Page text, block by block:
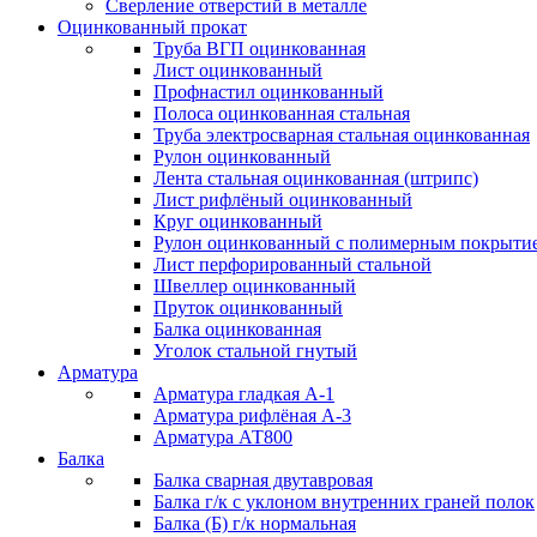
Сверление отверстий в металле
Оцинкованный прокат
Труба ВГП оцинкованная
Лист оцинкованный
Профнастил оцинкованный
Полоса оцинкованная стальная
Труба электросварная стальная оцинкованная
Рулон оцинкованный
Лента стальная оцинкованная (штрипс)
Лист рифлёный оцинкованный
Круг оцинкованный
Рулон оцинкованный с полимерным
Лист перфорированный стальной
Швеллер оцинкованный
Пруток оцинкованный
Балка оцинкованная
Уголок стальной гнутый
Арматура
Арматура гладкая А-1
Арматура рифлёная А-3
Арматура АТ800
Балка
Балка сварная двутавровая
Балка г/к с уклоном внутренних граней полок
Балка (Б) г/к нормальная